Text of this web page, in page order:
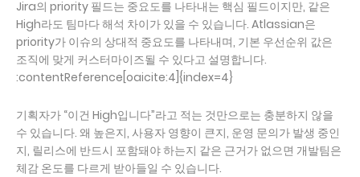
Jira의 priority 필드는 중요도를 나타내는 핵심 필드이지만, 같은
High라도 팀마다 해석 차이가 있을 수 있습니다. Atlassian은
priority가 이슈의 상대적 중요도를 나타내며, 기본 우선순위 값은
조직에 맞게 커스터마이즈될 수 있다고 설명합니다.
:contentReference[oaicite:4]{index=4}
기획자가 “이건 High입니다”라고 적는 것만으로는 충분하지 않을
수 있습니다. 왜 높은지, 사용자 영향이 큰지, 운영 문의가 발생 중인
지, 릴리스에 반드시 포함돼야 하는지 같은 근거가 없으면 개발팀은
체감 온도를 다르게 받아들일 수 있습니다.